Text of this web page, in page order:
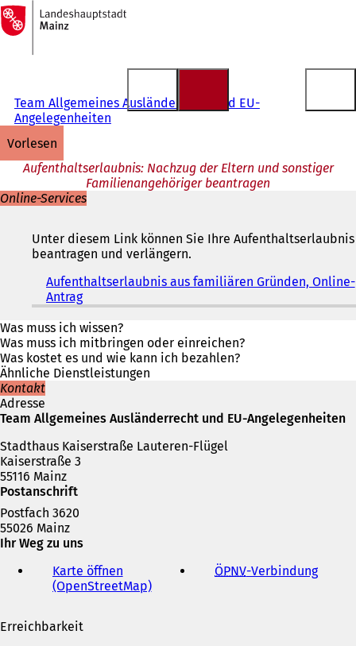
Inhalt anspringen
Zur
Startseite
Team Allgemeines Ausländerrecht und EU-
Angelegenheiten
vorlesen
Aufenthaltserlaubnis: Nachzug der Eltern und sonstiger
Familienangehöriger beantragen
Online-Services
Unter diesem Link können Sie Ihre Aufenthaltserlaubnis
beantragen und verlängern.
Aufenthaltserlaubnis aus familiären Gründen, Online-
Antrag(
Ö
f
f
n
e
n
i
u
n
T
)
Was muss ich wissen?
Was muss ich mitbringen oder einreichen?
Was kostet es und wie kann ich bezahlen?
Ähnliche Dienstleistungen
Kontakt
Adresse
Team Allgemeines Ausländerrecht und EU-Angelegenheiten
Stadthaus Kaiserstraße Lauteren-Flügel
Kaiserstraße 3
55116 Mainz
Postanschrift
Postfach 3620
55026 Mainz
Ihr Weg zu uns
Karte öffnen
(OpenStreetMap)(
ÖPNV-Verbindung(
Erreichbarkeit